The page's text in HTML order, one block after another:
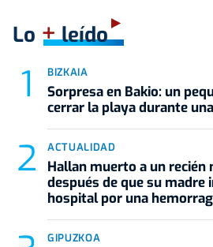
Lo +leído
BIZKAIA
Sorpresa en Bakio: un
cerrar la playa durante
ACTUALIDAD
Hallan muerto a un recién
después de que su madre
hospital por una
GIPUZKOA